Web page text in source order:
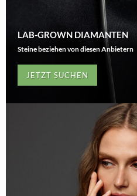
LAB-GROWN DIAMANTEN
Steine beziehen von diesen Anbietern
JETZT SUCHEN